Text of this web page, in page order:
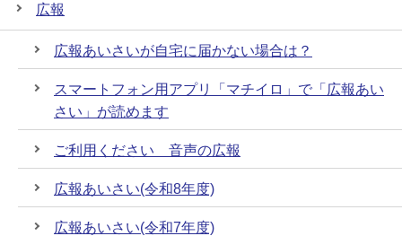
広報
広報あいさいが自宅に届かない場合は？
スマートフォン用アプリ「マチイロ」で「広報あい
さい」が読めます
ご利用ください 音声の広報
広報あいさい(令和8年度)
広報あいさい(令和7年度)